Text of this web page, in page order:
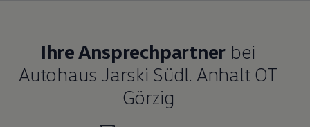
Ihre Ansprechpartner bei
Autohaus Jarski Südl. Anhalt OT
Görzig